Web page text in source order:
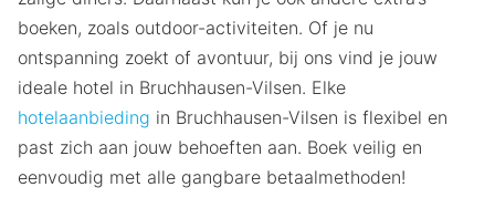
boeken, zoals outdoor-activiteiten. Of je nu
ontspanning zoekt of avontuur, bij ons vind je jouw
ideale hotel in Bruchhausen-Vilsen. Elke
hotelaanbieding in Bruchhausen-Vilsen is flexibel en
past zich aan jouw behoeften aan. Boek veilig en
eenvoudig met alle gangbare betaalmethoden!